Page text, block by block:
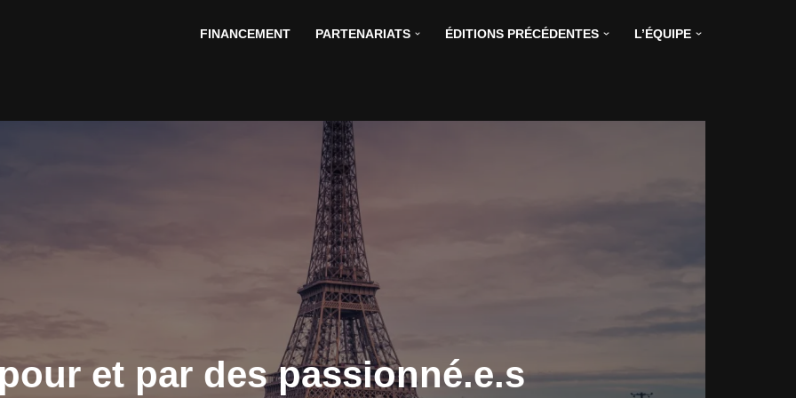
FINANCEMENT PARTENARIATS ÉDITIONS PRÉCÉDENTES L’ÉQUIPE
et par des passionné.e.s